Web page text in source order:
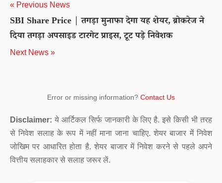
« Previous News
SBI Share Price | तगड़ा मुनाफा देगा यह शेयर, ब्रोकरेज ने
दिया तगड़ा अपसाइड टारगेट प्राइस, टूट पड़े निवेशक
Next News »
Error or missing information? Contact Us
Disclaimer: ये आर्टिकल सिर्फ जानकारी के लिए है. इसे किसी भी तरह
से निवेश सलाह के रूप में नहीं माना जाना चाहिए. शेयर बाजार में निवेश
जोखिम पर आधारित होता है. शेयर बाजार में निवेश करने से पहले अपने
वित्तीय सलाहकार से सलाह जरूर लें.